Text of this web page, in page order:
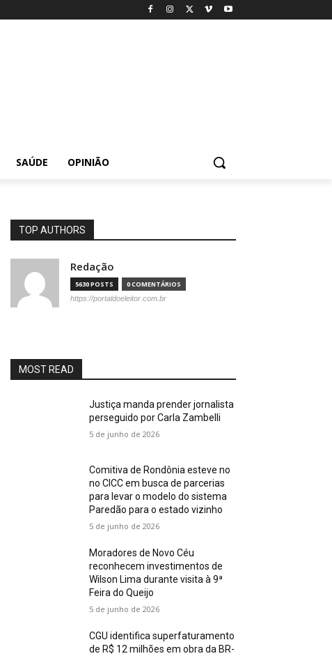
SAÚDE OPINIÃO
TOP AUTHORS
Redação
5630 POSTS 0 COMENTÁRIOS
https://portaldoeleitor.com.br
MOST READ
Justiça manda prender jornalista
perseguido por Carla Zambelli
5 de junho de 2026
Comitiva de Rondônia esteve no
no CICC em busca de parcerias
para levar o modelo do sistema
Paredão para o estado vizinho
5 de junho de 2026
Moradores de Novo Céu
reconhecem investimentos de
Wilson Lima durante visita à 9ª
Feira do Queijo
5 de junho de 2026
CGU identifica superfaturamento
de R$ 12 milhões em obra da BR-